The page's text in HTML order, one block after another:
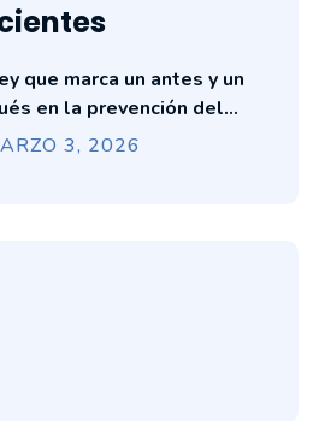
que marca un antes y un
en la prevención del
cervicouterino en Ecuador
3, 2026